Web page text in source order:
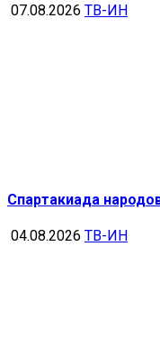
07.08.2026 ТВ-ИН
Спартакиада
04.08.2026 ТВ-ИН